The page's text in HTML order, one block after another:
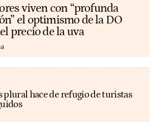
viven con “profunda
el optimismo de la DO
precio de la uva
plural hace de refugio de turistas